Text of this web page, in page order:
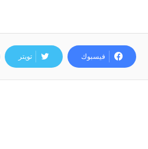
فيسبوك تويتر